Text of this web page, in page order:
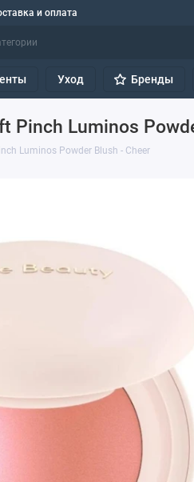
и оплата
Уход Бренды
Pinch Luminos
Luminos Powder Blush - Cheer